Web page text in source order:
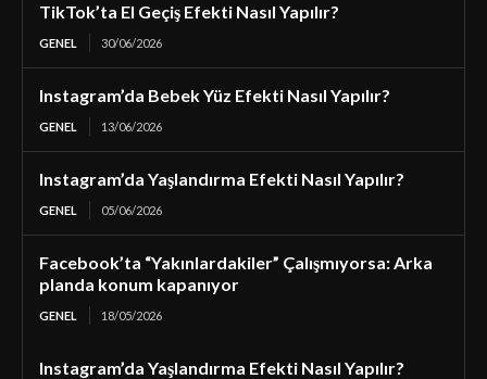
TikTok’ta El Geçiş Efekti Nasıl Yapılır?
GENEL 30/06/2026
Instagram’da Bebek Yüz Efekti Nasıl Yapılır?
GENEL 13/06/2026
Instagram’da Yaşlandırma Efekti Nasıl Yapılır?
GENEL 05/06/2026
Facebook’ta “Yakınlardakiler” Çalışmıyorsa: Arka
planda konum kapanıyor
GENEL 18/05/2026
Instagram’da Yaşlandırma Efekti Nasıl Yapılır?